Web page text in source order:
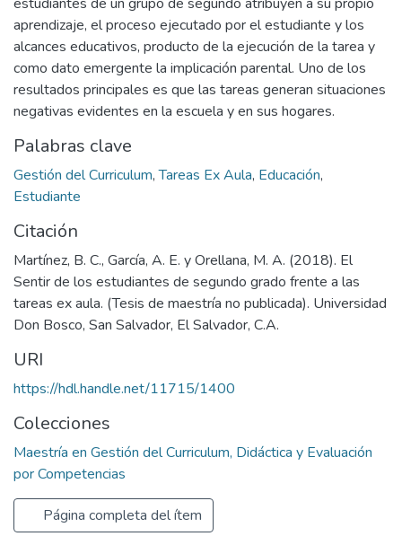
aprendizaje, el proceso ejecutado por el estudiante y los
alcances educativos, producto de la ejecución de la tarea y
como dato emergente la implicación parental. Uno de los
resultados principales es que las tareas generan situaciones
negativas evidentes en la escuela y en sus hogares.
Palabras clave
Gestión del Curriculum,Tareas Ex Aula, Educación,
Estudiante
Citación
Martínez, B. C., García, A. E. y Orellana, M. A. (2018). El
Sentir de los estudiantes de segundo grado frente a las
tareas ex aula. (Tesis de maestría no publicada). Universidad
Don Bosco, San Salvador, El Salvador, C.A.
URI
https://hdl.handle.net/11715/1400
Colecciones
Maestría en Gestión del Curriculum, Didáctica y Evaluación
por Competencias
Página completa del ítem